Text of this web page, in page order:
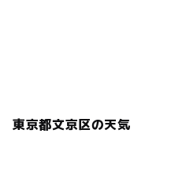
東京都文京区の天気